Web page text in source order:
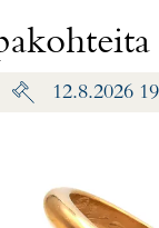
12.8.2026